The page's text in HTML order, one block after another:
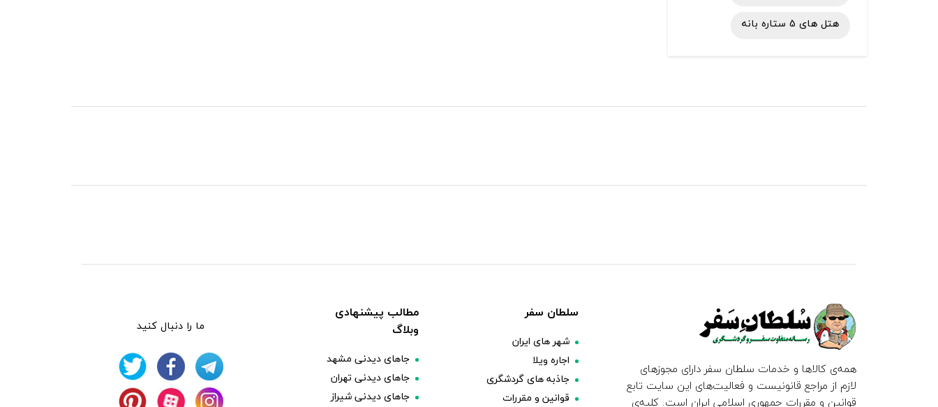
هتل های 5 ستاره بانه
همه‌ی کالاها و خدمات سلطان سفر دارای مجوزهای
لازم از مراجع قانونیست و فعالیت‌های این سایت تابع
قوانین و مقررات جمهوری اسلامی ایران است. کلیه‌ی
سلطان سفر
شهر های ایران
اجاره ویلا
جاذبه های گردشگری
قوانین و مقررات
مطالب پیشنهادی
وبلاگ
جاهای دیدنی مشهد
جاهای دیدنی تهران
جاهای دیدنی شیراز
ما را دنبال کنید